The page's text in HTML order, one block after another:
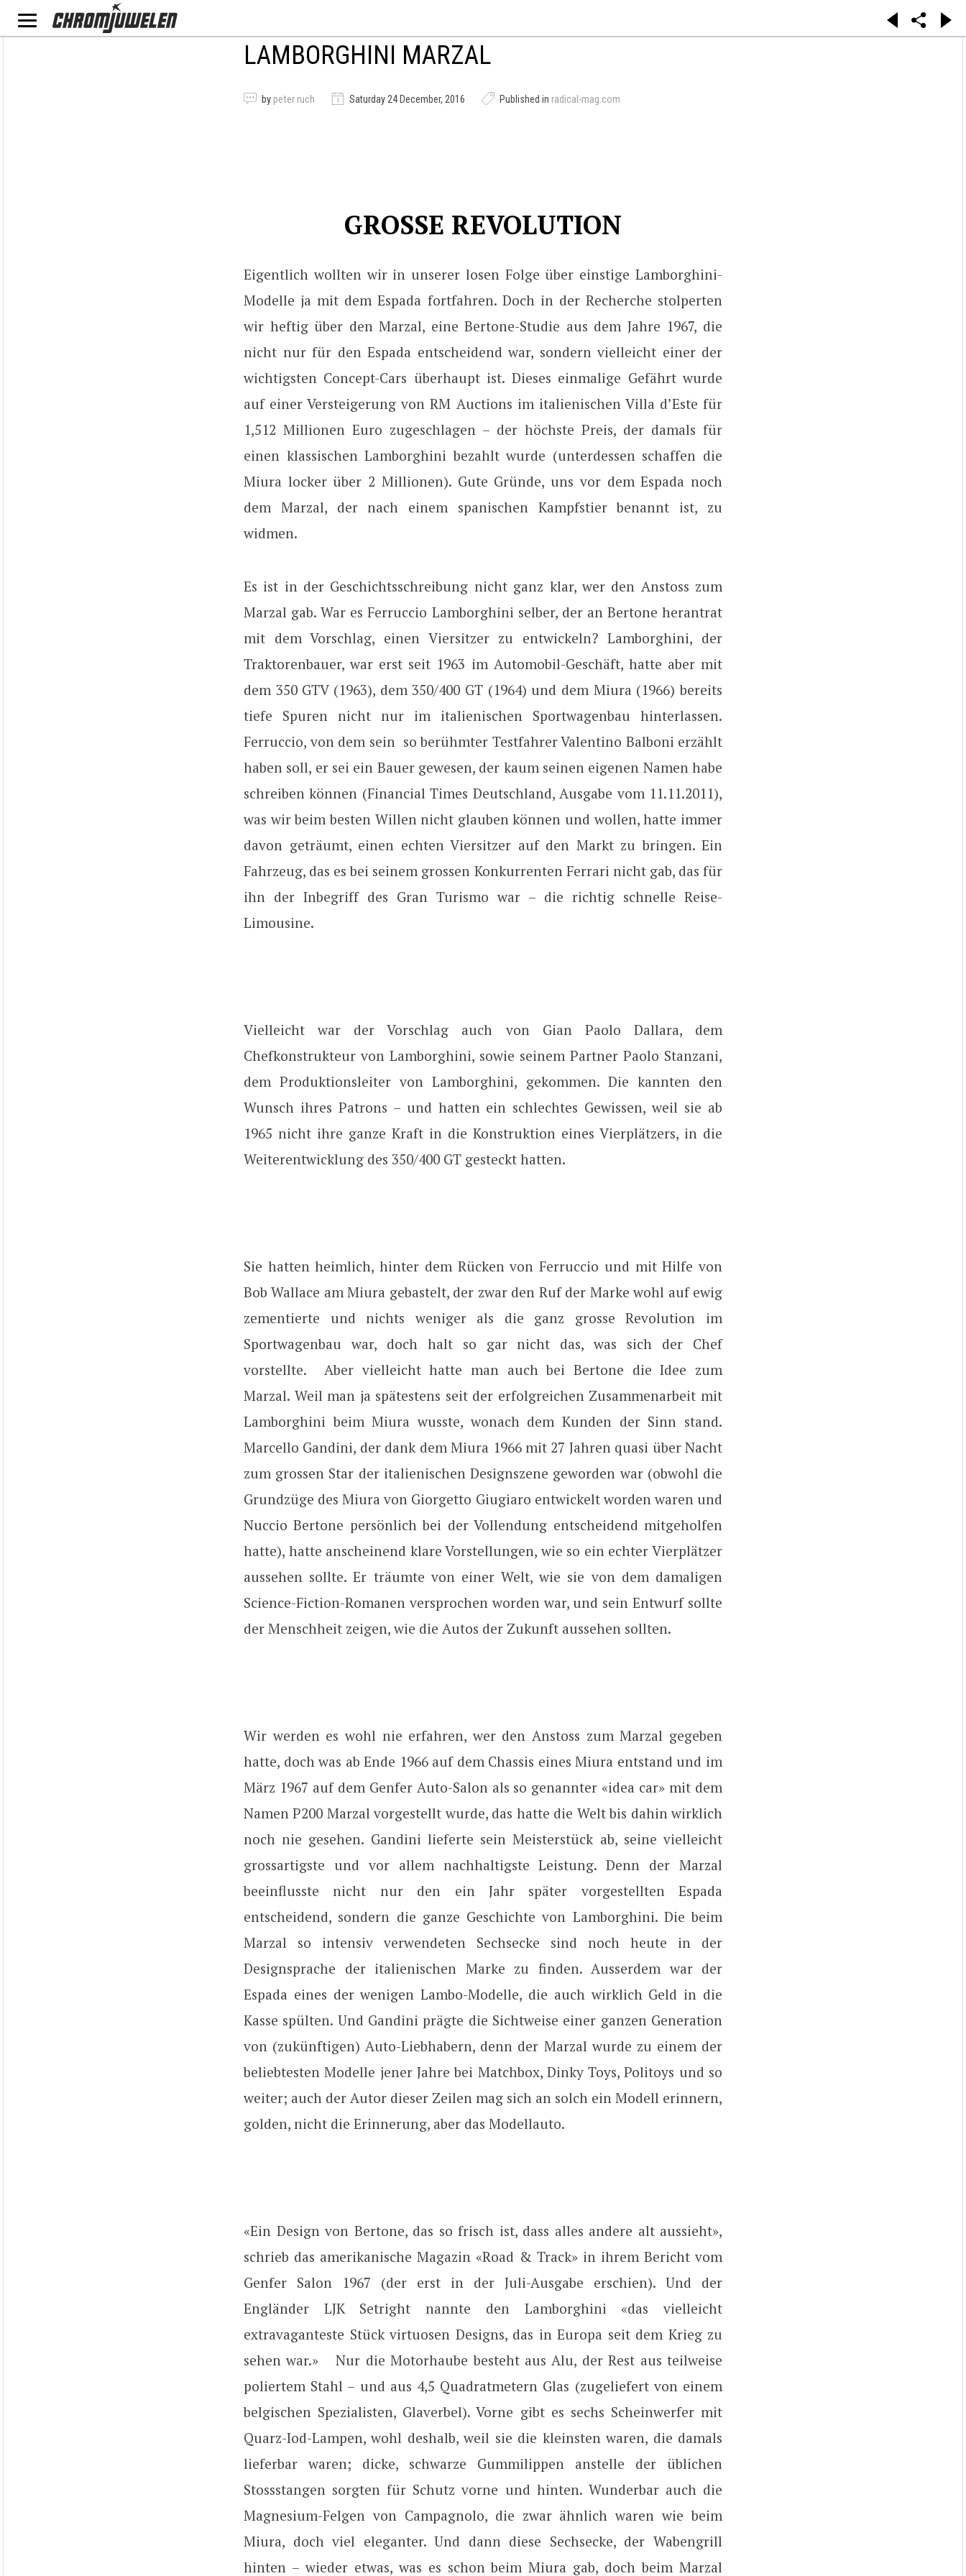
LAMBORGHINI MARZAL
by peter ruch Saturday 24 December, 2016 Published in radical-mag.com
GROSSE REVOLUTION
Eigentlich wollten wir in unserer losen Folge über einstige Lamborghini-
Modelle ja mit dem Espada fortfahren. Doch in der Recherche stolperten
wir heftig über den Marzal, eine Bertone-Studie aus dem Jahre 1967, die
nicht nur für den Espada entscheidend war, sondern vielleicht einer der
wichtigsten Concept-Cars überhaupt ist. Dieses einmalige Gefährt wurde
auf einer Versteigerung von RM Auctions im italienischen Villa d’Este für
1,512 Millionen Euro zugeschlagen – der höchste Preis, der damals für
einen klassischen Lamborghini bezahlt wurde (unterdessen schaffen die
Miura locker über 2 Millionen). Gute Gründe, uns vor dem Espada noch
dem Marzal, der nach einem spanischen Kampfstier benannt ist, zu
widmen.
Es ist in der Geschichtsschreibung nicht ganz klar, wer den Anstoss zum
Marzal gab. War es Ferruccio Lamborghini selber, der an Bertone herantrat
mit dem Vorschlag, einen Viersitzer zu entwickeln? Lamborghini, der
Traktorenbauer, war erst seit 1963 im Automobil-Geschäft, hatte aber mit
dem 350 GTV (1963), dem 350/400 GT (1964) und dem Miura (1966) bereits
tiefe Spuren nicht nur im italienischen Sportwagenbau hinterlassen.
Ferruccio, von dem sein so berühmter Testfahrer Valentino Balboni erzählt
haben soll, er sei ein Bauer gewesen, der kaum seinen eigenen Namen habe
schreiben können (Financial Times Deutschland, Ausgabe vom 11.11.2011),
was wir beim besten Willen nicht glauben können und wollen, hatte immer
davon geträumt, einen echten Viersitzer auf den Markt zu bringen. Ein
Fahrzeug, das es bei seinem grossen Konkurrenten Ferrari nicht gab, das für
ihn der Inbegriff des Gran Turismo war – die richtig schnelle Reise-
Limousine.
Vielleicht war der Vorschlag auch von Gian Paolo Dallara, dem
Chefkonstrukteur von Lamborghini, sowie seinem Partner Paolo Stanzani,
dem Produktionsleiter von Lamborghini, gekommen. Die kannten den
Wunsch ihres Patrons – und hatten ein schlechtes Gewissen, weil sie ab
1965 nicht ihre ganze Kraft in die Konstruktion eines Vierplätzers, in die
Weiterentwicklung des 350/400 GT gesteckt hatten.
Sie hatten heimlich, hinter dem Rücken von Ferruccio und mit Hilfe von
Bob Wallace am Miura gebastelt, der zwar den Ruf der Marke wohl auf ewig
zementierte und nichts weniger als die ganz grosse Revolution im
Sportwagenbau war, doch halt so gar nicht das, was sich der Chef
vorstellte. Aber vielleicht hatte man auch bei Bertone die Idee zum
Marzal. Weil man ja spätestens seit der erfolgreichen Zusammenarbeit mit
Lamborghini beim Miura wusste, wonach dem Kunden der Sinn stand.
Marcello Gandini, der dank dem Miura 1966 mit 27 Jahren quasi über Nacht
zum grossen Star der italienischen Designszene geworden war (obwohl die
Grundzüge des Miura von Giorgetto Giugiaro entwickelt worden waren und
Nuccio Bertone persönlich bei der Vollendung entscheidend mitgeholfen
hatte), hatte anscheinend klare Vorstellungen, wie so ein echter Vierplätzer
aussehen sollte. Er träumte von einer Welt, wie sie von dem damaligen
Science-Fiction-Romanen versprochen worden war, und sein Entwurf sollte
der Menschheit zeigen, wie die Autos der Zukunft aussehen sollten.
Wir werden es wohl nie erfahren, wer den Anstoss zum Marzal gegeben
hatte, doch was ab Ende 1966 auf dem Chassis eines Miura entstand und im
März 1967 auf dem Genfer Auto-Salon als so genannter «idea car» mit dem
Namen P200 Marzal vorgestellt wurde, das hatte die Welt bis dahin wirklich
noch nie gesehen. Gandini lieferte sein Meisterstück ab, seine vielleicht
grossartigste und vor allem nachhaltigste Leistung. Denn der Marzal
beeinflusste nicht nur den ein Jahr später vorgestellten Espada
entscheidend, sondern die ganze Geschichte von Lamborghini. Die beim
Marzal so intensiv verwendeten Sechsecke sind noch heute in der
Designsprache der italienischen Marke zu finden. Ausserdem war der
Espada eines der wenigen Lambo-Modelle, die auch wirklich Geld in die
Kasse spülten. Und Gandini prägte die Sichtweise einer ganzen Generation
von (zukünftigen) Auto-Liebhabern, denn der Marzal wurde zu einem der
beliebtesten Modelle jener Jahre bei Matchbox, Dinky Toys, Politoys und so
weiter; auch der Autor dieser Zeilen mag sich an solch ein Modell erinnern,
golden, nicht die Erinnerung, aber das Modellauto.
«Ein Design von Bertone, das so frisch ist, dass alles andere alt aussieht»,
schrieb das amerikanische Magazin «Road & Track» in ihrem Bericht vom
Genfer Salon 1967 (der erst in der Juli-Ausgabe erschien). Und der
Engländer LJK Setright nannte den Lamborghini «das vielleicht
extravaganteste Stück virtuosen Designs, das in Europa seit dem Krieg zu
sehen war.» Nur die Motorhaube besteht aus Alu, der Rest aus teilweise
poliertem Stahl – und aus 4,5 Quadratmetern Glas (zugeliefert von einem
belgischen Spezialisten, Glaverbel). Vorne gibt es sechs Scheinwerfer mit
Quarz-Iod-Lampen, wohl deshalb, weil sie die kleinsten waren, die damals
lieferbar waren; dicke, schwarze Gummilippen anstelle der üblichen
Stossstangen sorgten für Schutz vorne und hinten. Wunderbar auch die
Magnesium-Felgen von Campagnolo, die zwar ähnlich waren wie beim
Miura, doch viel eleganter. Und dann diese Sechsecke, der Wabengrill
hinten – wieder etwas, was es schon beim Miura gab, doch beim Marzal